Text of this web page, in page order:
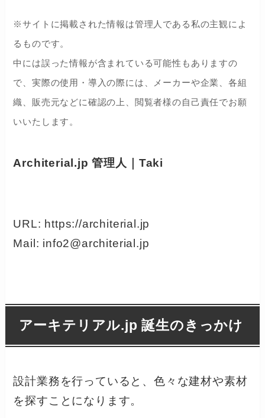
※サイトに掲載された情報は管理人である私の主観によ
るものです。
中には誤った情報が含まれている可能性もありますの
で、実際の使用・導入の際には、メーカーや企業、各組
織、販売元などに確認の上、閲覧者様の自己責任でお願
いいたします。
Architerial.jp 管理人｜Taki
URL: https://architerial.jp
Mail: info2@architerial.jp
アーキテリアル.jp 誕生のきっかけ
設計業務を行っていると、色々な建材や素材
を探すことになります。